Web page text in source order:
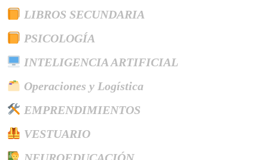
LIBROS SECUNDARIA
PSICOLOGÍA
INTELIGENCIA ARTIFICIAL
Operaciones y Logística
EMPRENDIMIENTOS
VESTUARIO
NEUROEDUCACIÓN